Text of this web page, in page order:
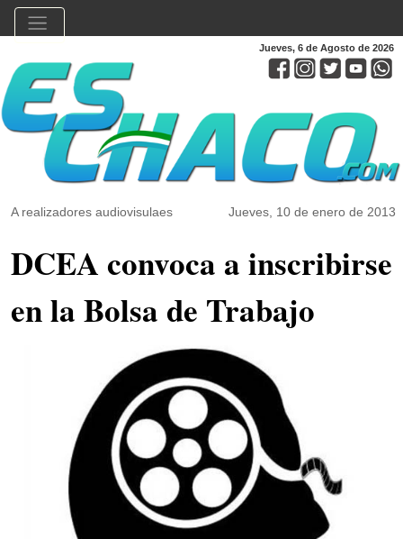
Jueves, 6 de Agosto de 2026
A realizadores audiovisulaes Jueves, 10 de enero de 2013
DCEA convoca a inscribirse
en la Bolsa de Trabajo